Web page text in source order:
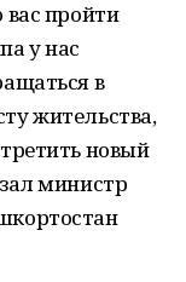
пройти
у нас
в
жительства,
новый
министр